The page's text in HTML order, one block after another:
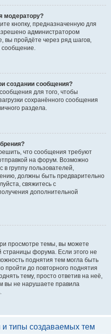
модератору?
кнопку, предназначенную для
администратором
вы пройдёте через ряд шагов,
сообщение.
создании сообщения?
для того, чтобы
сохранённого сообщения
раздела.
что сообщения требуют
на форум. Возможно
в группу пользователей,
должны быть предварительно
свяжитесь с
дополнительной
просмотре темы, вы можете
страницы форума. Если этого не
поднятия тем могла быть
пройти до повторного поднятия
тему, просто ответив на неё,
вы не нарушаете правила
типы создаваемых тем